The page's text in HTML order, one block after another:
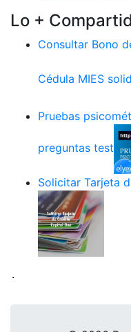
Lo +
Consultar Bono
Cédula MIES
Pruebas
preguntas test
Solicitar Tarjeta
.